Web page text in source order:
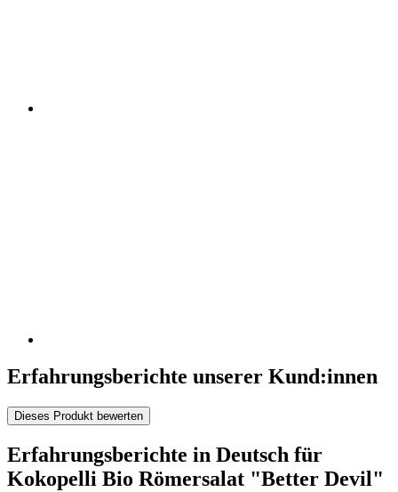
Erfahrungsberichte unserer Kund:innen
Dieses Produkt bewerten
Erfahrungsberichte in Deutsch für
Kokopelli Bio Römersalat "Better Devil"